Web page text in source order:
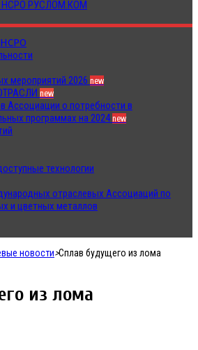
НСРО РУСЛОМ.КОМ
мероприятий 2026 new
new
Ассоциации о потребности в
программах на 2024new
технологии
отраслевых Ассоциаций по
и цветных металлов
новости>Сплав будущего из лома
из лома